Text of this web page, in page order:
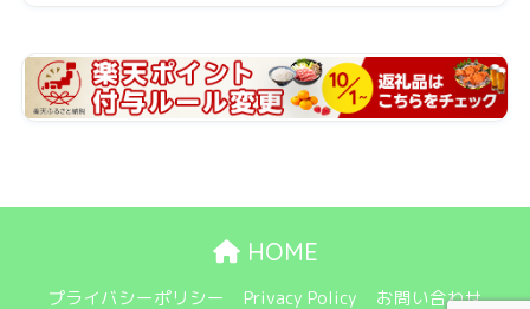
HOME
プライバシーポリシー Privacy Policy お問い合わせ